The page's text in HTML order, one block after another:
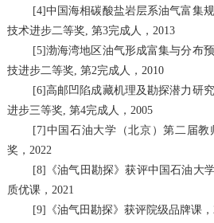
[4]中国海相碳酸盐岩层系油气富集
技术进步二等奖, 第3完成人， 2013
[5]渤海湾地区油气形成富集与分布
技进步二等奖, 第2完成人， 2010
[6]高邮凹陷成藏机理及勘探潜力研
进步三等奖, 第4完成人， 2005
[7] 中国石油大学（北京）第二届
奖， 2022
[8]
《油气田勘探》获评中国石油大
质优课， 2021
[9]
《油气田勘探》获评院级品牌课，